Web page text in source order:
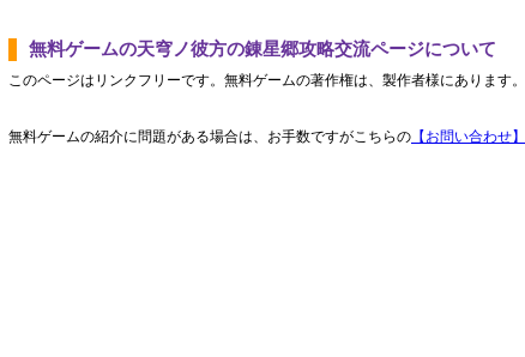
無料ゲームの天穹ノ彼方の錬星郷攻略交流ページについて
このページはリンクフリーです。無料ゲームの著作権は、製作者様にあります。
無料ゲームの紹介に問題がある場合は、お手数ですがこちらの 【お問い合わせ】